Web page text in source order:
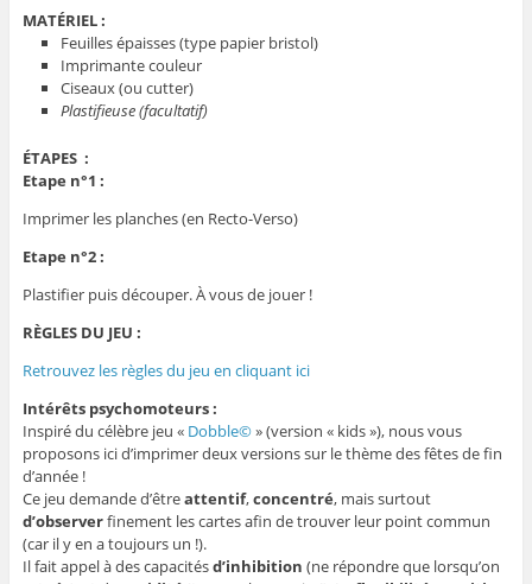
MATÉRIEL :
Feuilles épaisses (type papier bristol)
Imprimante couleur
Ciseaux (ou cutter)
Plastifieuse (facultatif)
ÉTAPES :
Etape n°1 :
Imprimer les planches (en Recto-Verso)
Etape n°2 :
Plastifier puis découper. À vous de jouer !
RÈGLES DU JEU :
Retrouvez les règles du jeu en cliquant ici
Intérêts psychomoteurs :
Inspiré du célèbre jeu « Dobble©» (version « kids »), nous vous
proposons ici d’imprimer deux versions sur le thème des fêtes de fin
d’année !
Ce jeu demande d’êtreattentif,concentré, mais surtout
d’observerfinement les cartes afin de trouver leur point commun
(car il y en a toujours un !).
Il fait appel à des capacitésd’inhibition (ne répondre que lorsqu’on